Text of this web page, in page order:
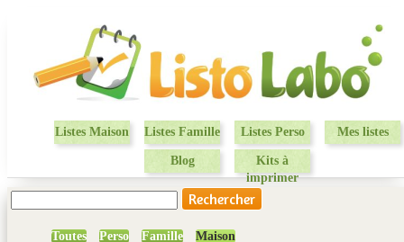
Listes Maison Listes Famille Listes Perso Mes listes
Blog
Kits à
imprimer
Toutes Perso Famille Maison